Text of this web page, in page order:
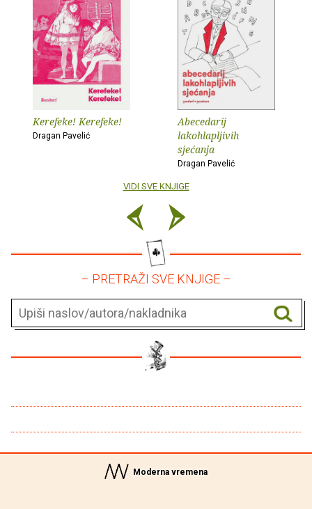
Kerefeke! Kerefeke!
Dragan Pavelić
Abecedarij
lakohlapljivih
sjećanja
Dragan Pavelić
VIDI SVE KNJIGE
– PRETRAŽI SVE KNJIGE –
Moderna vremena